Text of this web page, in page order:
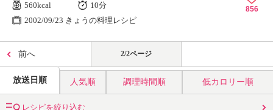
560kcal
10分
2002/09/23 きょうの料理レシピ
856
前へ 2/2ページ
放送日順 人気順 調理時間順 低カロリー順
レシピを絞り込む